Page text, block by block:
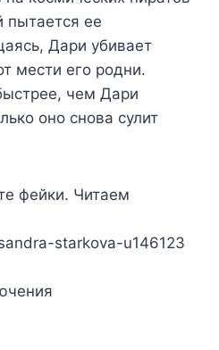
пытается ее
Дари убивает
мести его родни.
чем Дари
оно снова сулит
фейки. Читаем
starkova-u146123